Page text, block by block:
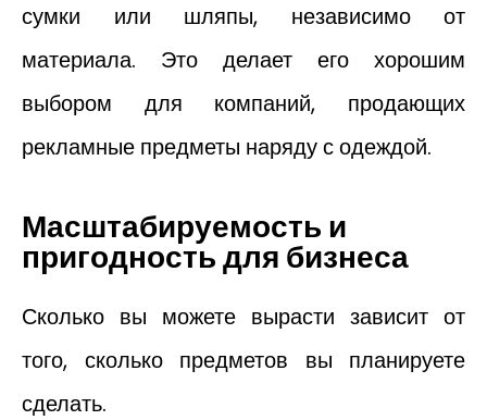
сумки или шляпы, независимо от
материала. Это делает его хорошим
выбором для компаний, продающих
рекламные предметы наряду с одеждой.
Масштабируемость и
пригодность для бизнеса
Сколько вы можете вырасти зависит от
того, сколько предметов вы планируете
сделать.